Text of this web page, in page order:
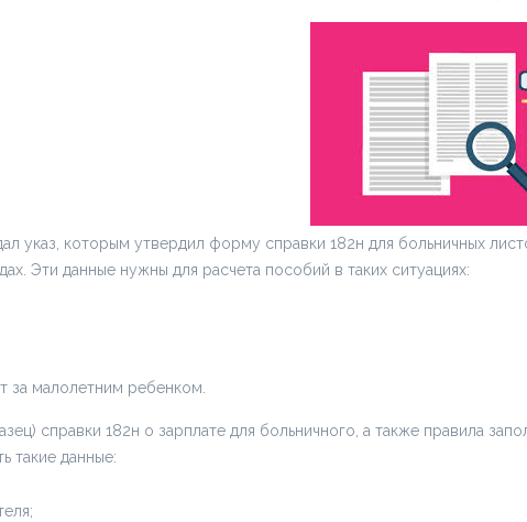
указ, которым утвердил форму справки 182н для больничных
Эти данные нужны для расчета пособий в таких ситуациях:
за малолетним ребенком.
справки 182н о зарплате для больничного, а также правила
такие данные: